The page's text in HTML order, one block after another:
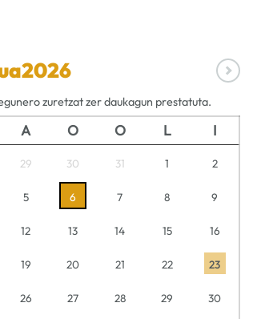
2026
zuretzat zer daukagun prestatuta.
A O O L I
29 30 31 1 2
5 6 7 8 9
12 13 14 15 16
19 20 21 22 23
26 27 28 29 30